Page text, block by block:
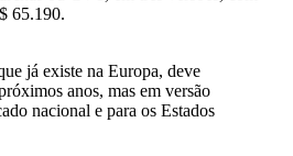
65.190.
já existe na Europa, deve
anos, mas em versão
nacional e para os Estados